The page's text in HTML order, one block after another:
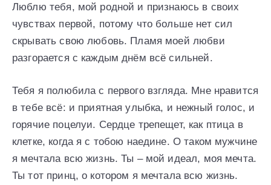
Люблю тебя, мой родной и признаюсь в своих
чувствах первой, потому что больше нет сил
скрывать свою любовь. Пламя моей любви
разгорается с каждым днём всё сильней.
Тебя я полюбила с первого взгляда. Мне нравится
в тебе всё: и приятная улыбка, и нежный голос, и
горячие поцелуи. Сердце трепещет, как птица в
клетке, когда я с тобою наедине. О таком мужчине
я мечтала всю жизнь. Ты – мой идеал, моя мечта.
Ты тот принц, о котором я мечтала всю жизнь.